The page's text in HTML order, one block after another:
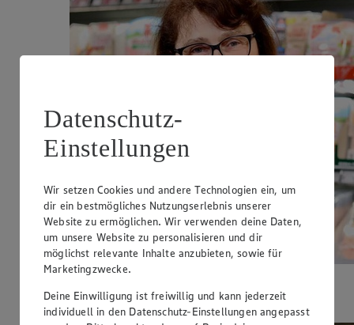
Bei unseren Molkereiprodukten und dem SB-
Überblick und berät gerne.
Datenschutz-
Einstellungen
Wir setzen Cookies und andere Technologien ein, um
dir ein bestmögliches Nutzungserlebnis unserer
Website zu ermöglichen. Wir verwenden deine Daten,
um unsere Website zu personalisieren und dir
möglichst relevante Inhalte anzubieten, sowie für
Marketingzwecke.
Deine Einwilligung ist freiwillig und kann jederzeit
individuell in den Datenschutz-Einstellungen angepasst